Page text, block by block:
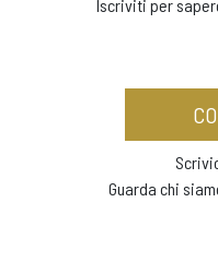
Iscriviti per
Guarda chi